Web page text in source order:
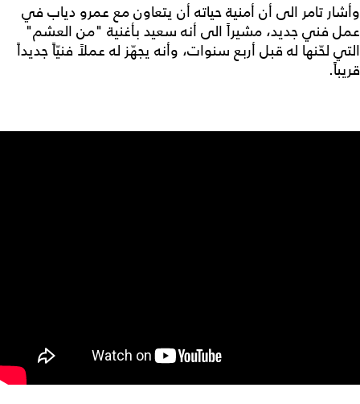
وأشار تامر الى أن أمنية حياته أن يتعاون مع عمرو دياب في
عمل فني جديد، مشيراً الى أنه سعيد بأغنية "من العشم"
التي لحّنها له قبل أربع سنوات، وأنه يجهّز له عملاً فنيّاً جديداً
قريباً.